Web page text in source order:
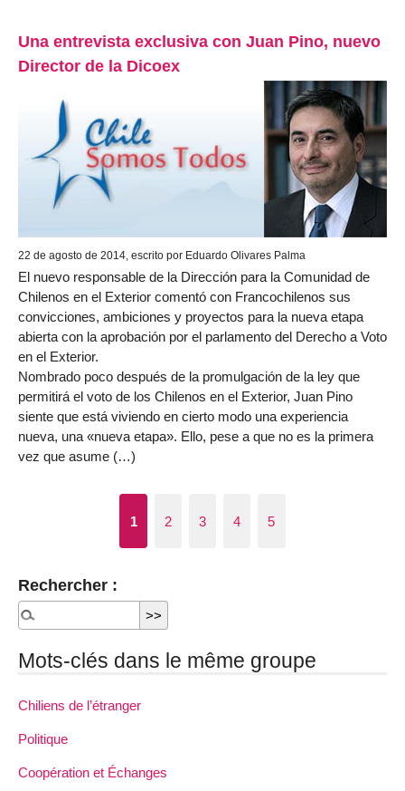
Una entrevista exclusiva con Juan Pino, nuevo
Director de la Dicoex
22 de agosto de 2014, escrito por Eduardo Olivares Palma
El nuevo responsable de la Dirección para la Comunidad de
Chilenos en el Exterior comentó con Francochilenos sus
convicciones, ambiciones y proyectos para la nueva etapa
abierta con la aprobación por el parlamento del Derecho a Voto
en el Exterior.
Nombrado poco después de la promulgación de la ley que
permitirá el voto de los Chilenos en el Exterior, Juan Pino
siente que está viviendo en cierto modo una experiencia
nueva, una «nueva etapa». Ello, pese a que no es la primera
vez que asume (…)
1 2 3 4 5
Rechercher :
Mots-clés dans le même groupe
Chiliens de l’étranger
Politique
Coopération et Échanges